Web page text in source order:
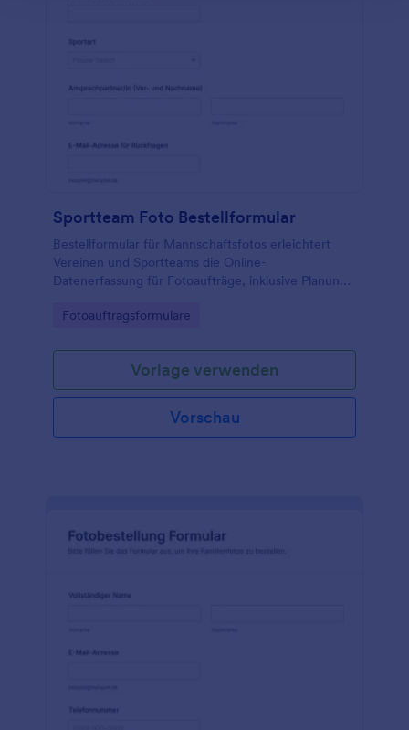
Sportteam Foto Bestellformular
Bestellformular für Mannschaftsfotos erleichtert
Vereinen und Sportteams die Online-
Datenerfassung für Fotoaufträge, inklusive Planung,
jeder Formularantwort mit Jotform.
Go to Category:
Fotoauftragsformulare
Vorlage verwenden
Vorschau